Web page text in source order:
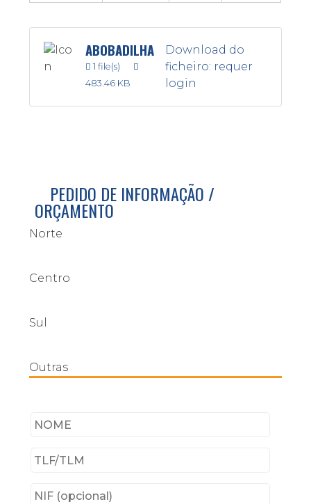
ABOBADILHA
1 file(s)
483.46 KB
Download do
ficheiro: requer
login
PEDIDO DE INFORMAÇÃO /
ORÇAMENTO
Norte
Centro
Sul
Outras